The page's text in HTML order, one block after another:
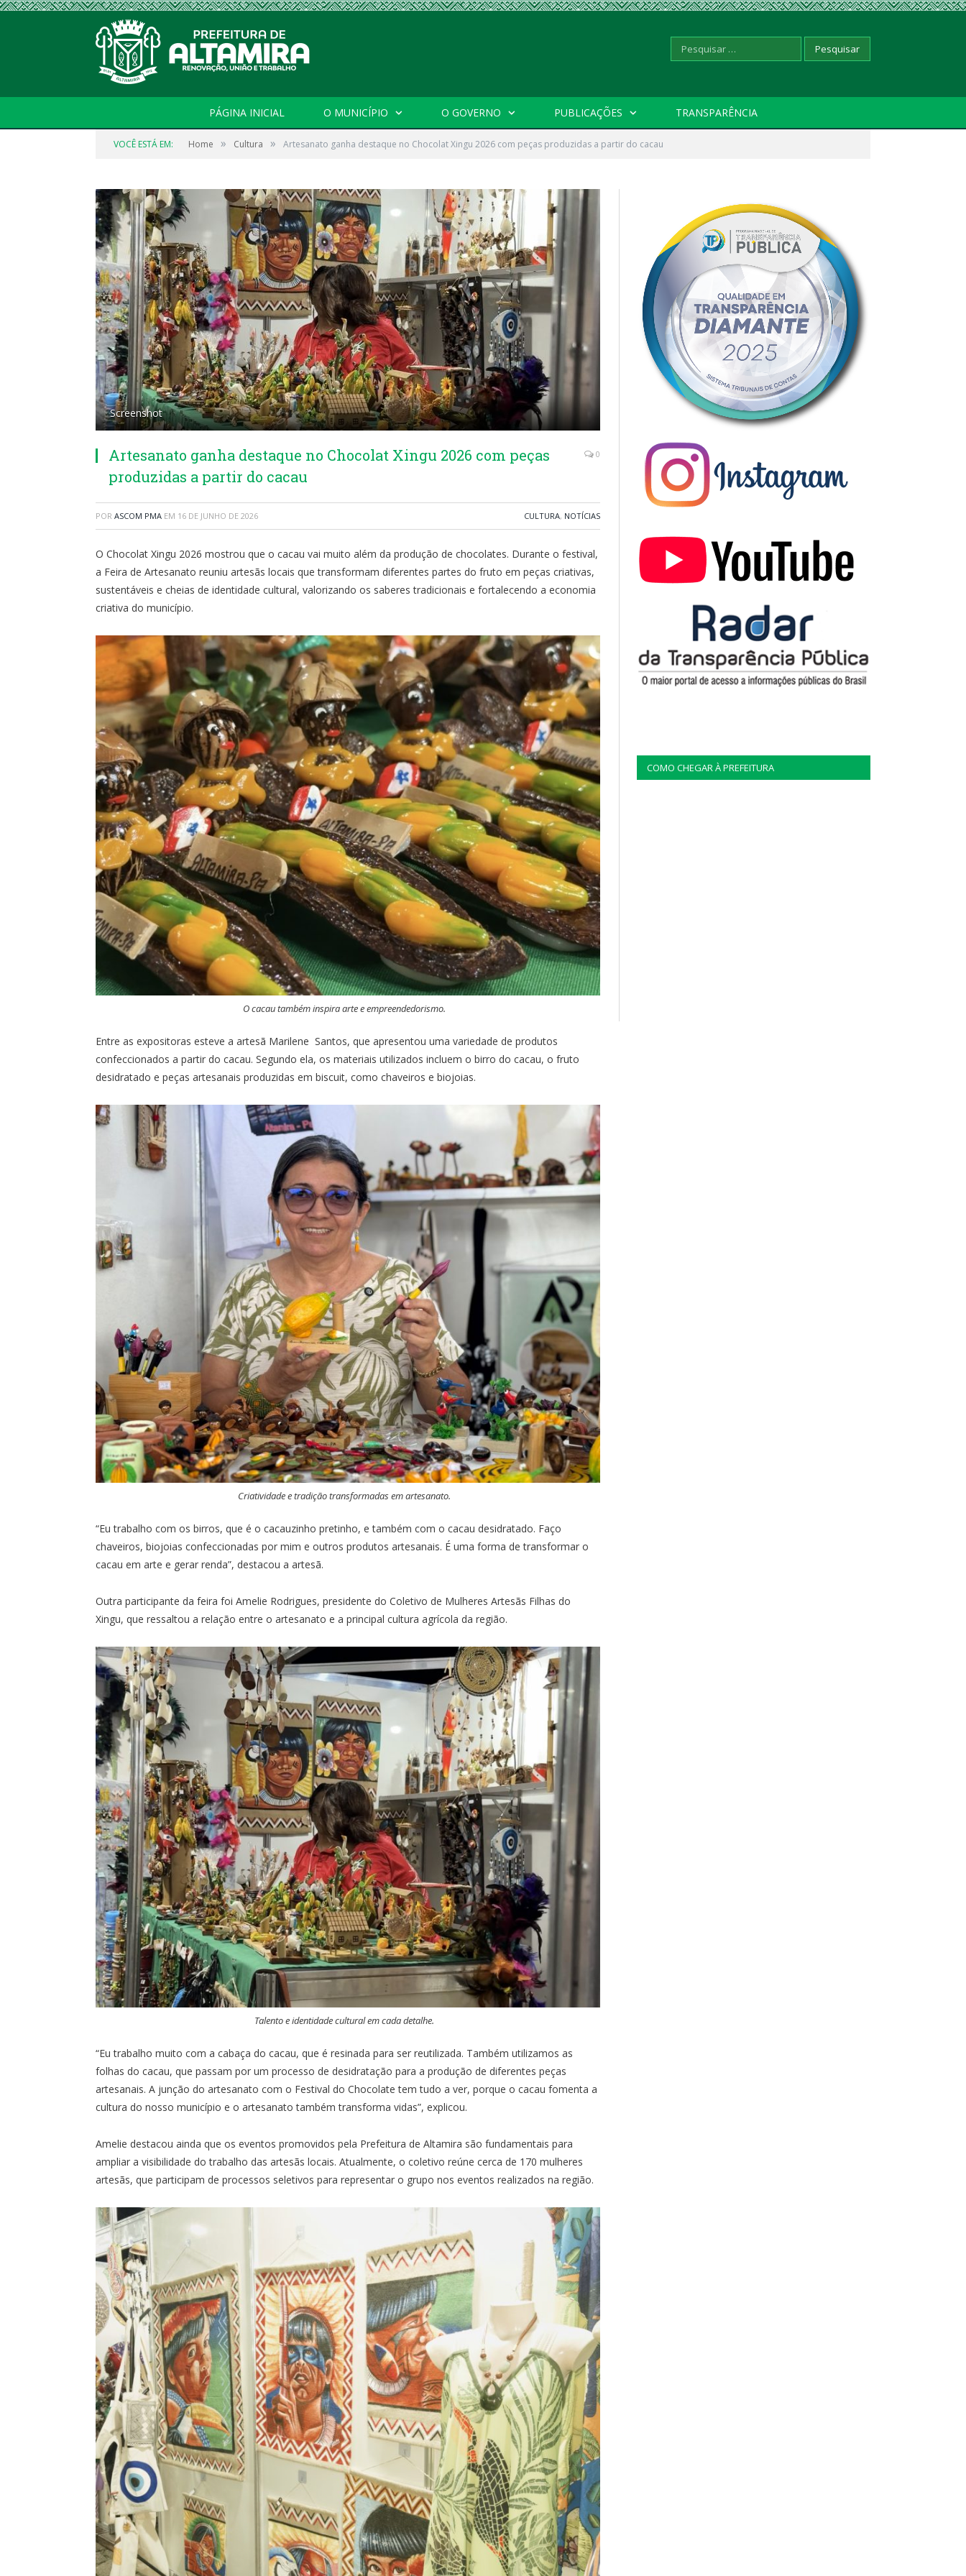
Pesquisar
PÁGINA INICIAL O MUNICÍPIO O GOVERNO PUBLICAÇÕES TRANSPARÊNCIA
VOCÊ ESTÁ EM: Home » Cultura » Artesanato ganha destaque no Chocolat Xingu 2026 com peças produzidas a partir do cacau
Screenshot
Artesanato ganha destaque no Chocolat Xingu 2026 com peças
produzidas a partir do cacau
0
POR ASCOM PMA EM 16 DE JUNHO DE 2026 CULTURA, NOTÍCIAS
O Chocolat Xingu 2026 mostrou que o cacau vai muito além da produção de chocolates. Durante o festival,
a Feira de Artesanato reuniu artesãs locais que transformam diferentes partes do fruto em peças criativas,
sustentáveis e cheias de identidade cultural, valorizando os saberes tradicionais e fortalecendo a economia
criativa do município.
O cacau também inspira arte e empreendedorismo.
Entre as expositoras esteve a artesã Marilene Santos, que apresentou uma variedade de produtos
confeccionados a partir do cacau. Segundo ela, os materiais utilizados incluem o birro do cacau, o fruto
desidratado e peças artesanais produzidas em biscuit, como chaveiros e biojoias.
Criatividade e tradição transformadas em artesanato.
“Eu trabalho com os birros, que é o cacauzinho pretinho, e também com o cacau desidratado. Faço
chaveiros, biojoias confeccionadas por mim e outros produtos artesanais. É uma forma de transformar o
cacau em arte e gerar renda”, destacou a artesã.
Outra participante da feira foi Amelie Rodrigues, presidente do Coletivo de Mulheres Artesãs Filhas do
Xingu, que ressaltou a relação entre o artesanato e a principal cultura agrícola da região.
Talento e identidade cultural em cada detalhe.
“Eu trabalho muito com a cabaça do cacau, que é resinada para ser reutilizada. Também utilizamos as
folhas do cacau, que passam por um processo de desidratação para a produção de diferentes peças
artesanais. A junção do artesanato com o Festival do Chocolate tem tudo a ver, porque o cacau fomenta a
cultura do nosso município e o artesanato também transforma vidas”, explicou.
Amelie destacou ainda que os eventos promovidos pela Prefeitura de Altamira são fundamentais para
ampliar a visibilidade do trabalho das artesãs locais. Atualmente, o coletivo reúne cerca de 170 mulheres
artesãs, que participam de processos seletivos para representar o grupo nos eventos realizados na região.
COMO CHEGAR À PREFEITURA